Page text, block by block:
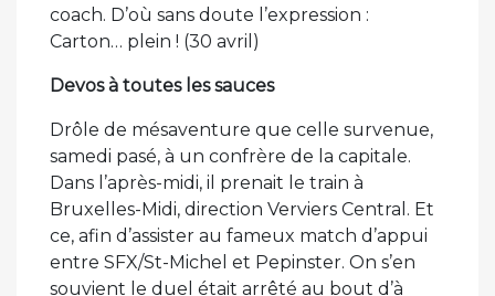
coach. D’où sans doute l’expression :
Carton… plein ! (30 avril)
Devos à toutes les sauces
Drôle de mésaventure que celle survenue,
samedi pasé, à un confrère de la capitale.
Dans l’après-midi, il prenait le train à
Bruxelles-Midi, direction Verviers Central. Et
ce, afin d’assister au fameux match d’appui
entre SFX/St-Michel et Pepinster. On s’en
souvient le duel était arrêté au bout d’à